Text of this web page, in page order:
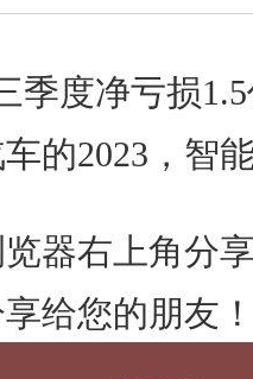
季度净亏损
的2023，智
器右上角分
给您的朋友